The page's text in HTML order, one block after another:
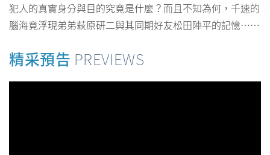
犯人的真實身分與目的究竟是什麼？而且不知為何，千速的
腦海竟浮現弟弟萩原研二與其同期好友松田陣平的記憶……
精采預告 PREVIEWS